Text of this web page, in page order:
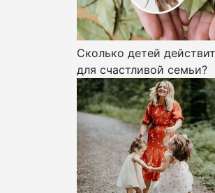
Сколько детей
для счастливой семьи?